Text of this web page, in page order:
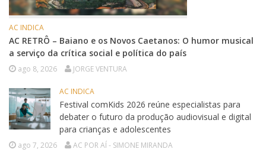
AC INDICA
AC RETRÔ – Baiano e os Novos Caetanos: O humor musical
a serviço da crítica social e política do país
ago 8, 2026 JORGE VENTURA
AC INDICA
Festival comKids 2026 reúne especialistas para
debater o futuro da produção audiovisual e digital
para crianças e adolescentes
ago 7, 2026 AC POR AÍ - SIMONE MIRANDA